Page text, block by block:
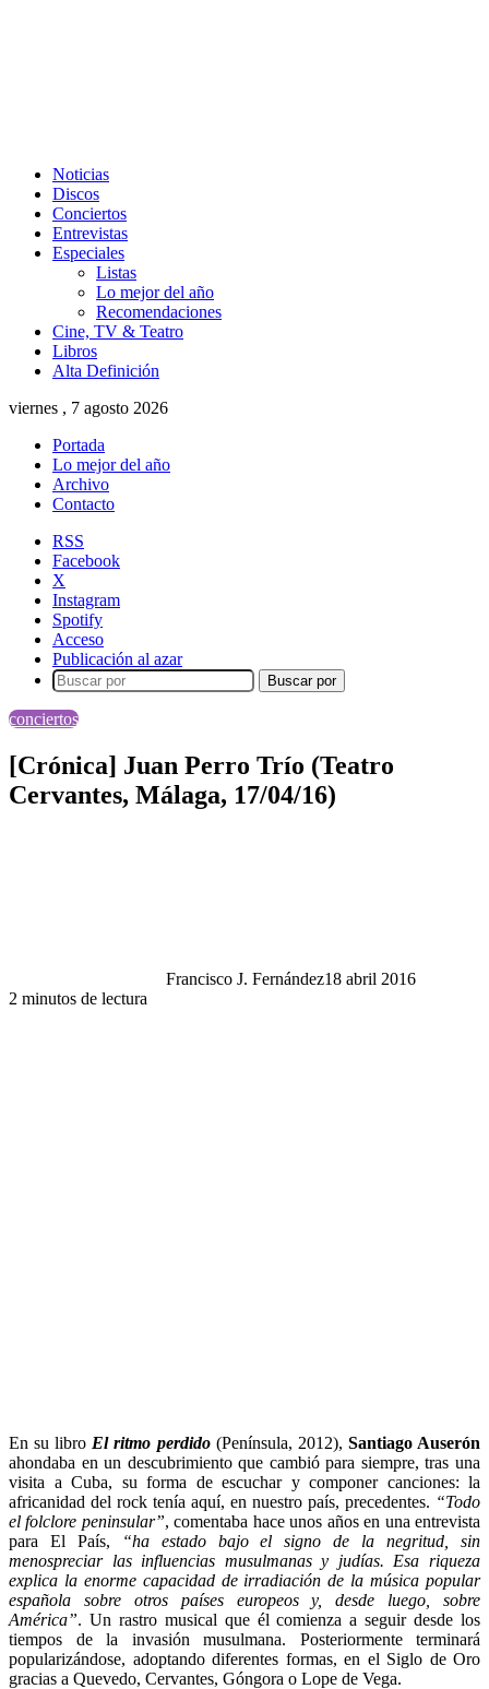
Noticias
Discos
Conciertos
Entrevistas
Especiales
Listas
Lo mejor del año
Recomendaciones
Cine, TV & Teatro
Libros
Alta Definición
viernes , 7 agosto 2026
Portada
Lo mejor del año
Archivo
Contacto
RSS
Facebook
X
Instagram
Spotify
Acceso
Publicación al azar
Buscar por
conciertos
[Crónica] Juan Perro Trío (Teatro
Cervantes, Málaga, 17/04/16)
Francisco J. Fernández18 abril 2016
2 minutos de lectura
En su libro El ritmo perdido(Península, 2012), Santiago Auserón
ahondaba en un descubrimiento que cambió para siempre, tras una
visita a Cuba, su forma de escuchar y componer canciones: la
africanidad del rock tenía aquí, en nuestro país, precedentes. “Todo
el folclore peninsular”, comentaba hace unos años en una entrevista
para El País,
“ha estado bajo el signo de la negritud, sin
menospreciar las influencias musulmanas y judías. Esa riqueza
explica la enorme capacidad de irradiación de la música popular
española sobre otros países europeos y, desde luego, sobre
América”. Un rastro musical que él comienza a seguir desde los
tiempos de la invasión musulmana. Posteriormente terminará
popularizándose, adoptando diferentes formas, en el Siglo de Oro
gracias a Quevedo, Cervantes, Góngora o Lope de Vega.